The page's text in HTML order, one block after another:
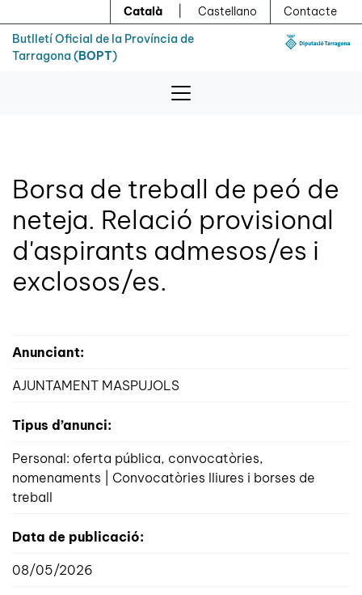
Català Castellano
Contacte
Butlletí Oficial de la Província de
Tarragona (BOPT)
Borsa de treball de peó de
neteja. Relació provisional
d'aspirants admesos/es i
exclosos/es.
Anunciant:
AJUNTAMENT MASPUJOLS
Tipus d’anunci:
Personal: oferta pública, convocatòries,
nomenaments | Convocatòries lliures i borses de
treball
Data de publicació:
08/05/2026